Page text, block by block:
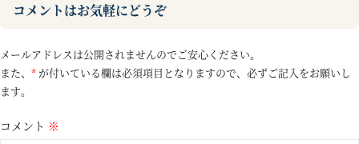
コメントはお気軽にどうぞ
メールアドレスは公開されませんのでご安心ください。
また、 * が付いている欄は必須項目となりますので、必ずご記入をお願いし
ます。
コメント ※